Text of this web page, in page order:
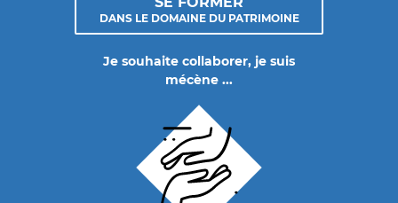
DANS LE DOMAINE DU PATRIMOINE
Je souhaite collaborer, je suis
mécène ...